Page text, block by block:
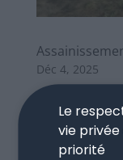
Le
vie
priorité
Déc 4, 2025
lire plus